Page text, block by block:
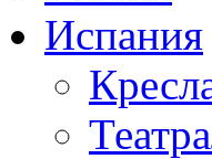
Испания